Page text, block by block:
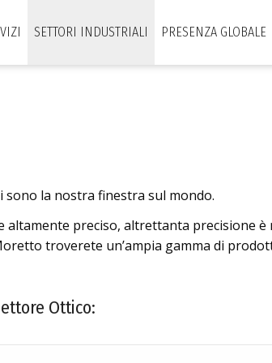
SETTORI INDUSTRIALI PRESENZA GLOBALE
sono la nostra finestra sul mondo.
altamente preciso, altrettanta precisione
troverete un’ampia gamma di
Ottico: